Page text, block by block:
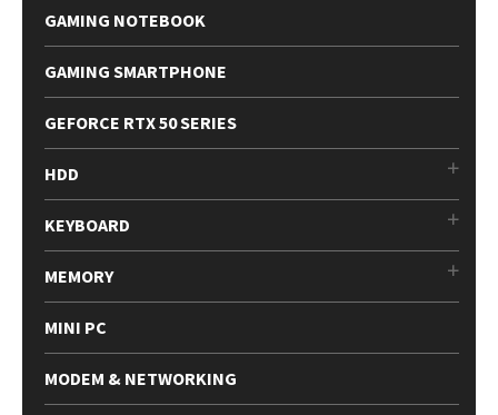
GAMING NOTEBOOK
GAMING SMARTPHONE
GEFORCE RTX 50 SERIES
HDD
KEYBOARD
MEMORY
MINI PC
MODEM & NETWORKING